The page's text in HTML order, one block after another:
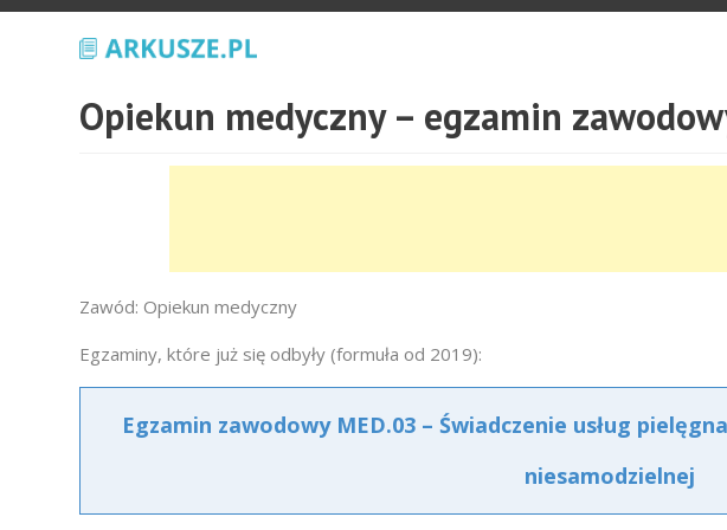
Opiekun medyczny – egzamin
Zawód: Opiekun medyczny
Egzaminy, które już się odbyły (formuła od 2019):
Egzamin zawodowy MED.03 – Świadczenie usług
niesamodzielnej